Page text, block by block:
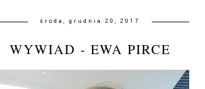
środa, grudnia 20, 2017
WYWIAD - EWA PIRCE